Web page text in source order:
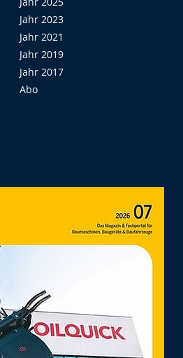
Jahr 2023
Jahr 2021
Jahr 2019
Jahr 2017
Abo